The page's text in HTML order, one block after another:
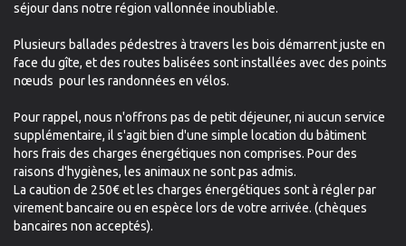
séjour dans notre région vallonnée inoubliable.
Plusieurs ballades pédestres à travers les bois démarrent juste en
face du gîte, et des routes balisées sont installées avec des points
nœuds pour les randonnées en vélos.
Pour rappel, nous n'offrons pas de petit déjeuner, ni aucun service
supplémentaire, il s'agit bien d'une simple location du bâtiment
hors frais des charges énergétiques non comprises. Pour des
raisons d'hygiènes, les animaux ne sont pas admis.
La caution de 250€ et les charges énergétiques sont à régler par
virement bancaire ou en espèce lors de votre arrivée. (chèques
bancaires non acceptés).